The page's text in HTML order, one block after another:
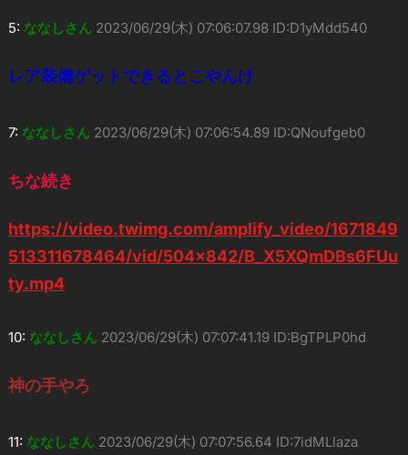
5: ななしさん 2023/06/29(木) 07:06:07.98 ID:D1yMdd540
レア装備ゲットできるとこやんけ
7: ななしさん 2023/06/29(木) 07:06:54.89 ID:QNoufgeb0
ちな続き
https://video.twimg.com/amplify_video/1671849
513311678464/vid/504×842/B_X5XQmDBs6FUu
ty.mp4
10: ななしさん 2023/06/29(木) 07:07:41.19 ID:BgTPLP0hd
神の手やろ
11: ななしさん 2023/06/29(木) 07:07:56.64 ID:7idMLlaza